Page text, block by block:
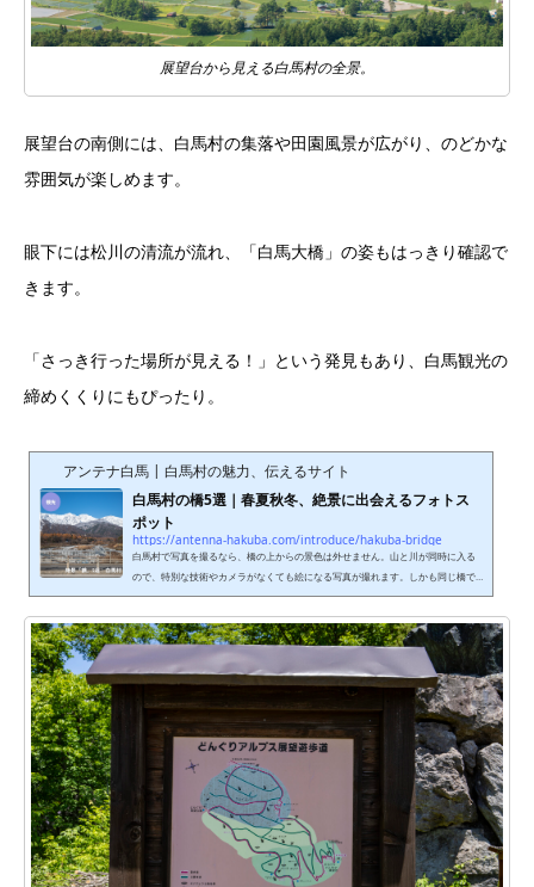
展望台から見える白馬村の全景。
展望台の南側には、白馬村の集落や田園風景が広がり、のどかな
雰囲気が楽しめます。
眼下には松川の清流が流れ、「白馬大橋」の姿もはっきり確認で
きます。
「さっき行った場所が見える！」という発見もあり、白馬観光の
締めくくりにもぴったり。
アンテナ白馬 | 白馬村の魅力、伝えるサイト
白馬村の橋5選｜春夏秋冬、絶景に出会えるフォトス
ポット
https://antenna-hakuba.com/introduce/hakuba-bridge
白馬村で写真を撮るなら、橋の上からの景色は外せません。山と川が同時に入る
ので、特別な技術やカメラがなくても絵になる写真が撮れます。しかも同じ橋で
も、春夏秋冬でまったく違う顔を見せてくれる。今回は、白馬村の橋の中から特
におすすめの5つをご紹介します。白馬大橋｜大迫力の北アルプス、白馬を代表す
るビュースポット 白馬大橋から望む白馬三山と松川｜白馬村（撮影時期：11月上
旬）白馬三山を一番ダイナミックに楽しめる「白馬大橋」は、白馬村を代表する
フォトスポットです。昭和62年には「日本の道100選」に選出。春は雪...